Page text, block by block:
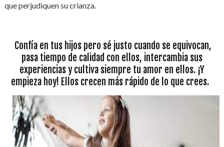
que perjudiquen su crianza.
Confía en tus hijos pero sé justo cuando se equivocan,
pasa tiempo de calidad con ellos, intercambia sus
experiencias y cultiva siempre tu amor en ellos. ¡Y
empieza hoy! Ellos crecen más rápido de lo que crees.